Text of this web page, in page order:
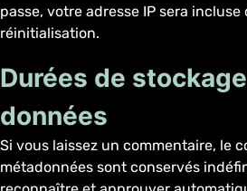
passe, votre adresse IP sera incluse
réinitialisation.
Durées de
données
Si vous laissez un commentaire, le
métadonnées sont conservés